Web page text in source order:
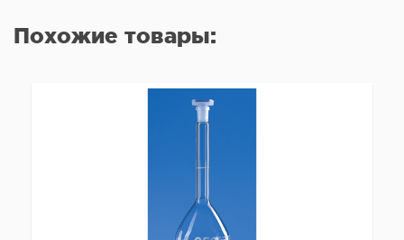
Похожие товары: